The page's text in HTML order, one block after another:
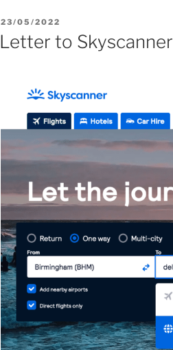
GEPLAATST
OP
23/05/2022
Letter to Skyscanner